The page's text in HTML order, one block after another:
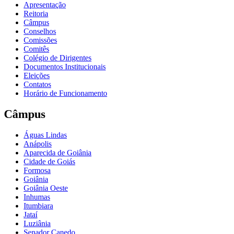
Apresentação
Reitoria
Câmpus
Conselhos
Comissões
Comitês
Colégio de Dirigentes
Documentos Institucionais
Eleições
Contatos
Horário de Funcionamento
Câmpus
Águas Lindas
Anápolis
Aparecida de Goiânia
Cidade de Goiás
Formosa
Goiânia
Goiânia Oeste
Inhumas
Itumbiara
Jataí
Luziânia
Senador Canedo